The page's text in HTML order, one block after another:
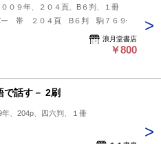
０９年、２０４頁、B６判、１冊
ー 帯 ２０４頁 B６判 駒７６９
浪月堂書店
￥800
で話す－ 2刷
、204p、四六判、１冊